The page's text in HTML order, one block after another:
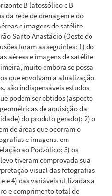
B latossólico e B
da rede de drenagem e do
e imagens de satélite
Santo Anastácio (Oeste do
foram as seguintes: 1) do
aéreas e imagens de satélite
muito embora se possa
que envolvam a atualização
são indispensáveis estudos
podem ser obtidos (aspecto
de aquisição da
do produto gerado); 2) o
de áreas que ocorram o
e imagens. em
ao Podzólico; 3) os
tiveram comprovada sua
visual das fotografias
e 4) das variáveis utilizadas a
e comprimento total de